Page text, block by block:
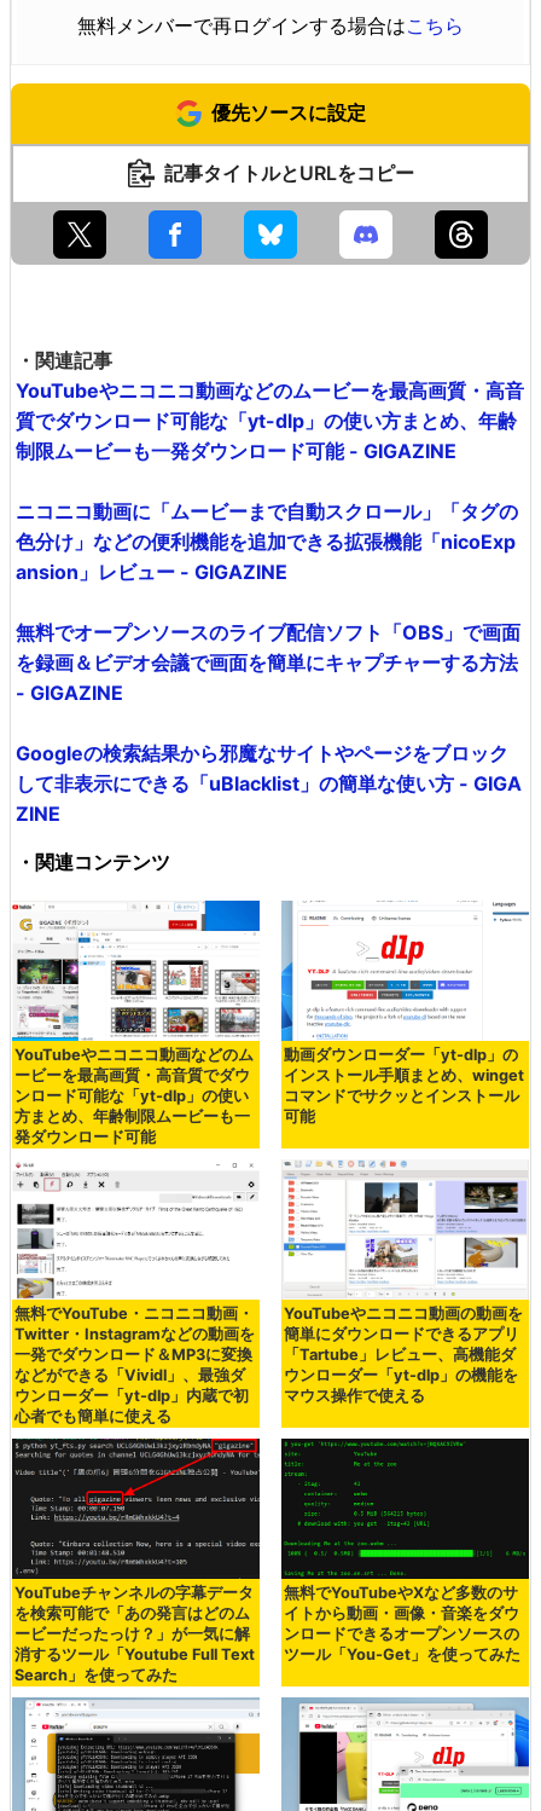
無料メンバーで再ログインする場合はこちら
優先ソースに設定
記事タイトルとURLをコピー
・関連記事
YouTubeやニコニコ動画などのムービーを最高画質・高音
質でダウンロード可能な「yt-dlp」の使い方まとめ、年齢
制限ムービーも一発ダウンロード可能 - GIGAZINE
ニコニコ動画に「ムービーまで自動スクロール」「タグの
色分け」などの便利機能を追加できる拡張機能「nicoExp
ansion」レビュー - GIGAZINE
無料でオープンソースのライブ配信ソフト「OBS」で画面
を録画＆ビデオ会議で画面を簡単にキャプチャーする方法
- GIGAZINE
Googleの検索結果から邪魔なサイトやページをブロック
して非表示にできる「uBlacklist」の簡単な使い方 - GIGA
ZINE
・関連コンテンツ
YouTubeやニコニコ動画などのム
ービーを最高画質・高音質でダウ
ンロード可能な「yt-dlp」の使い
方まとめ、年齢制限ムービーも一
発ダウンロード可能
動画ダウンローダー「yt-dlp」の
インストール手順まとめ、winget
コマンドでサクッとインストール
可能
無料でYouTube・ニコニコ動画・
Twitter・Instagramなどの動画を
一発でダウンロード＆MP3に変換
などができる「Vividl」、最強ダ
ウンローダー「yt-dlp」内蔵で初
心者でも簡単に使える
YouTubeやニコニコ動画の動画を
簡単にダウンロードできるアプリ
「Tartube」レビュー、高機能ダ
ウンローダー「yt-dlp」の機能を
マウス操作で使える
YouTubeチャンネルの字幕データ
を検索可能で「あの発言はどのム
ービーだったっけ？」が一気に解
消するツール「Youtube Full Text
Search」を使ってみた
無料でYouTubeやXなど多数のサ
イトから動画・画像・音楽をダウ
ンロードできるオープンソースの
ツール「You-Get」を使ってみた